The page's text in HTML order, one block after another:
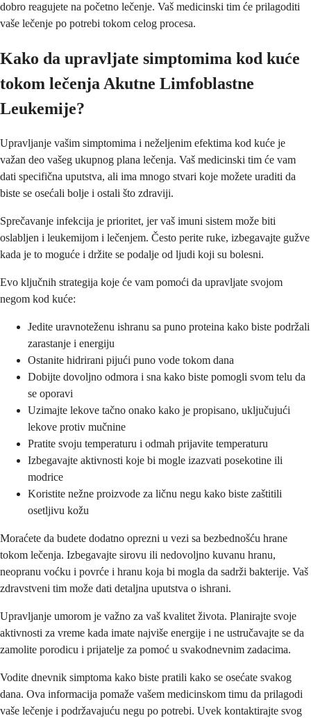
dobro reagujete na početno lečenje. Vaš medicinski tim će prilagoditi
vaše lečenje po potrebi tokom celog procesa.
Kako da upravljate simptomima kod kuće
tokom lečenja Akutne Limfoblastne
Leukemije?
Upravljanje vašim simptomima i neželjenim efektima kod kuće je
važan deo vašeg ukupnog plana lečenja. Vaš medicinski tim će vam
dati specifična uputstva, ali ima mnogo stvari koje možete uraditi da
biste se osećali bolje i ostali što zdraviji.
Sprečavanje infekcija je prioritet, jer vaš imuni sistem može biti
oslabljen i leukemijom i lečenjem. Često perite ruke, izbegavajte gužve
kada je to moguće i držite se podalje od ljudi koji su bolesni.
Evo ključnih strategija koje će vam pomoći da upravljate svojom
negom kod kuće:
Jedite uravnoteženu ishranu sa puno proteina kako biste podržali
zarastanje i energiju
Ostanite hidrirani pijući puno vode tokom dana
Dobijte dovoljno odmora i sna kako biste pomogli svom telu da
se oporavi
Uzimajte lekove tačno onako kako je propisano, uključujući
lekove protiv mučnine
Pratite svoju temperaturu i odmah prijavite temperaturu
Izbegavajte aktivnosti koje bi mogle izazvati posekotine ili
modrice
Koristite nežne proizvode za ličnu negu kako biste zaštitili
osetljivu kožu
Moraćete da budete dodatno oprezni u vezi sa bezbednošću hrane
tokom lečenja. Izbegavajte sirovu ili nedovoljno kuvanu hranu,
neopranu voćku i povrće i hranu koja bi mogla da sadrži bakterije. Vaš
zdravstveni tim može dati detaljna uputstva o ishrani.
Upravljanje umorom je važno za vaš kvalitet života. Planirajte svoje
aktivnosti za vreme kada imate najviše energije i ne ustručavajte se da
zamolite porodicu i prijatelje za pomoć u svakodnevnim zadacima.
Vodite dnevnik simptoma kako biste pratili kako se osećate svakog
dana. Ova informacija pomaže vašem medicinskom timu da prilagodi
vaše lečenje i podržavajuću negu po potrebi. Uvek kontaktirajte svog